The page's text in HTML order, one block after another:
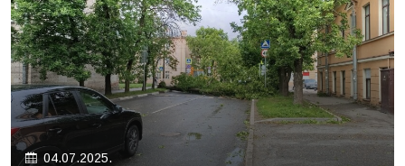
04.07.2025.